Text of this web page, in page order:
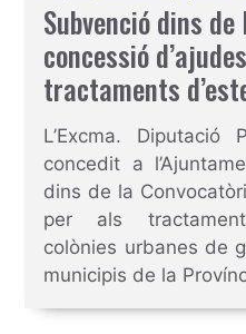
Subvenció dins
concessió
tractaments
colònies urbanes
propietari en
Província
L’Excma. Diputació
concedit a
dins de la
per als
colònies urbanes de
municipis de la